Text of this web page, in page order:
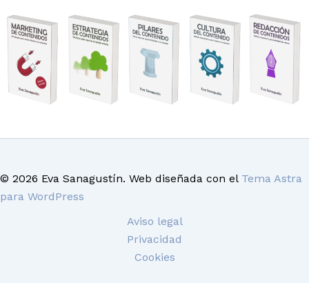
© 2026 Eva Sanagustín. Web diseñada con el Tema Astra
para WordPress
Aviso legal
Privacidad
Cookies